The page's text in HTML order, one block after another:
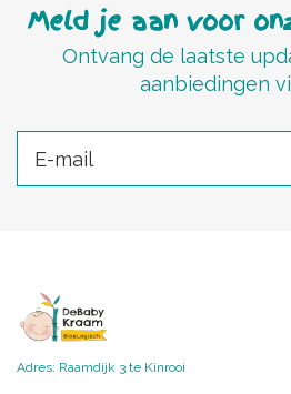
Meld je aan voor
Ontvang de laatste
aanbiedingen
Adres: Raamdijk 3 te Kinrooi